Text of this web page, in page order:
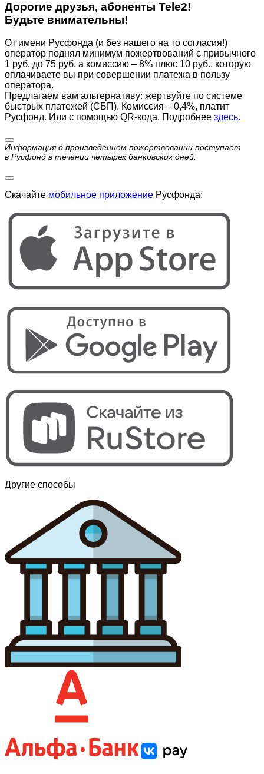
Дорогие друзья, абоненты Tele2!
Будьте внимательны!
От имени Русфонда (и без нашего на то согласия!)
оператор поднял минимум пожертвований с привычного
1 руб. до 75 руб. а комиссию – 8% плюс 10 руб., которую
оплачиваете вы при совершении платежа в пользу
оператора.
Предлагаем вам альтернативу: жертвуйте по cистеме
быстрых платежей (СБП). Комиссия – 0,4%, платит
Русфонд. Или с помощью QR-кода. Подробнее здесь.
Информация о произведенном пожертвовании поступает
в Русфонд в течении четырех банковских дней.
Скачайте мобильное приложение Русфонда:
Другие способы